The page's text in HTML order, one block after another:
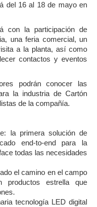
del 16 al 18 de mayo en
con la participación de
una feria comercial, un
a la planta, así como
contactos y eventos
podrán conocer las
la industria de Cartón
de la compañía.
la primera solución de
end-to-end para la
todas las necesidades
el camino en el campo
productos estrella que
tecnología LED digital